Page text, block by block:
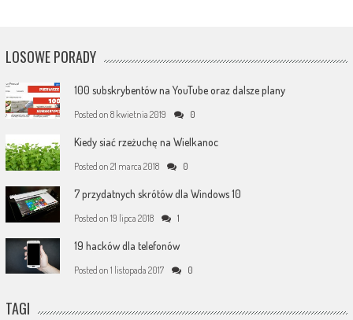
LOSOWE PORADY
100 subskrybentów na YouTube oraz dalsze plany
Posted on 8 kwietnia 2019 0
Kiedy siać rzeżuchę na Wielkanoc
Posted on 21 marca 2018 0
7 przydatnych skrótów dla Windows 10
Posted on 19 lipca 2018 1
19 hacków dla telefonów
Posted on 1 listopada 2017 0
TAGI